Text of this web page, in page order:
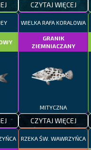
CZYTAJ WIĘCEJ
WIELKA RAFA KORALOWA
GRANIK
ZIEMNIACZANY
MITYCZNA
CZYTAJ WIĘCEJ
RZEKA ŚW. WAWRZYŃCA